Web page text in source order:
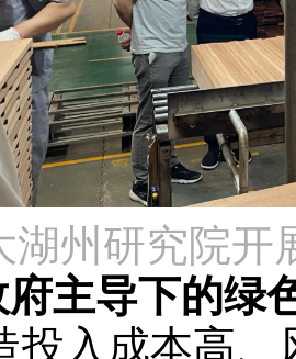
湖州研究院开
主导下的绿
成本高、